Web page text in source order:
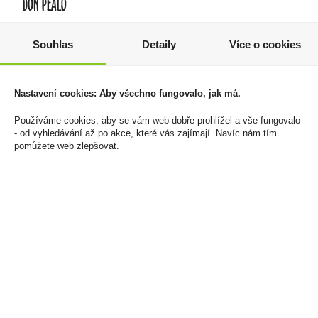
1 229 Kč
Cena za:1 ks
Skladem:5 - 50 ks
Cena za:
Skladem:
do 5 ks
Souhlas Detaily Více o cookies
Nastavení cookies: Aby všechno fungovalo, jak má.
Používáme cookies, aby se vám web dobře prohlížel a vše fungovalo
- od vyhledávání až po akce, které vás zajímají. Navíc nám tím
pomůžete web zlepšovat.